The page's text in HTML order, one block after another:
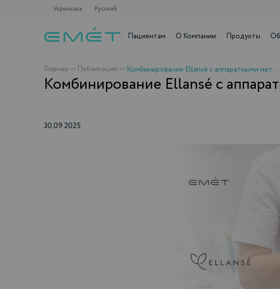
Українська Русский
Пациентам О Компании Продукты
Главная ••• Публикации ••• Комбинирование Ellansé с аппаратными методиками: безопасные протоколы
Комбинирование Ellansé с
30.09.2025